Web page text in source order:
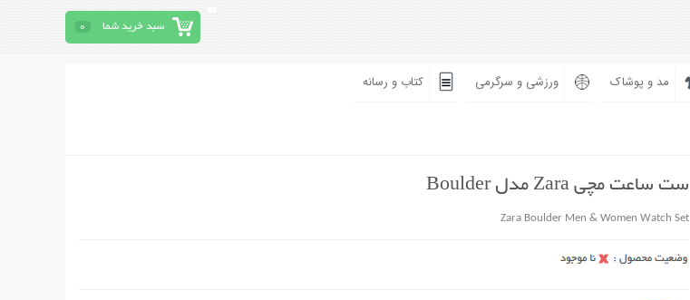
سبد خرید شما 0
مد و پوشاک ورزشی و سرگرمی کتاب و رسانه
ست ساعت مچی Zara مدل Boulder
Zara Boulder Men & Women Watch Set